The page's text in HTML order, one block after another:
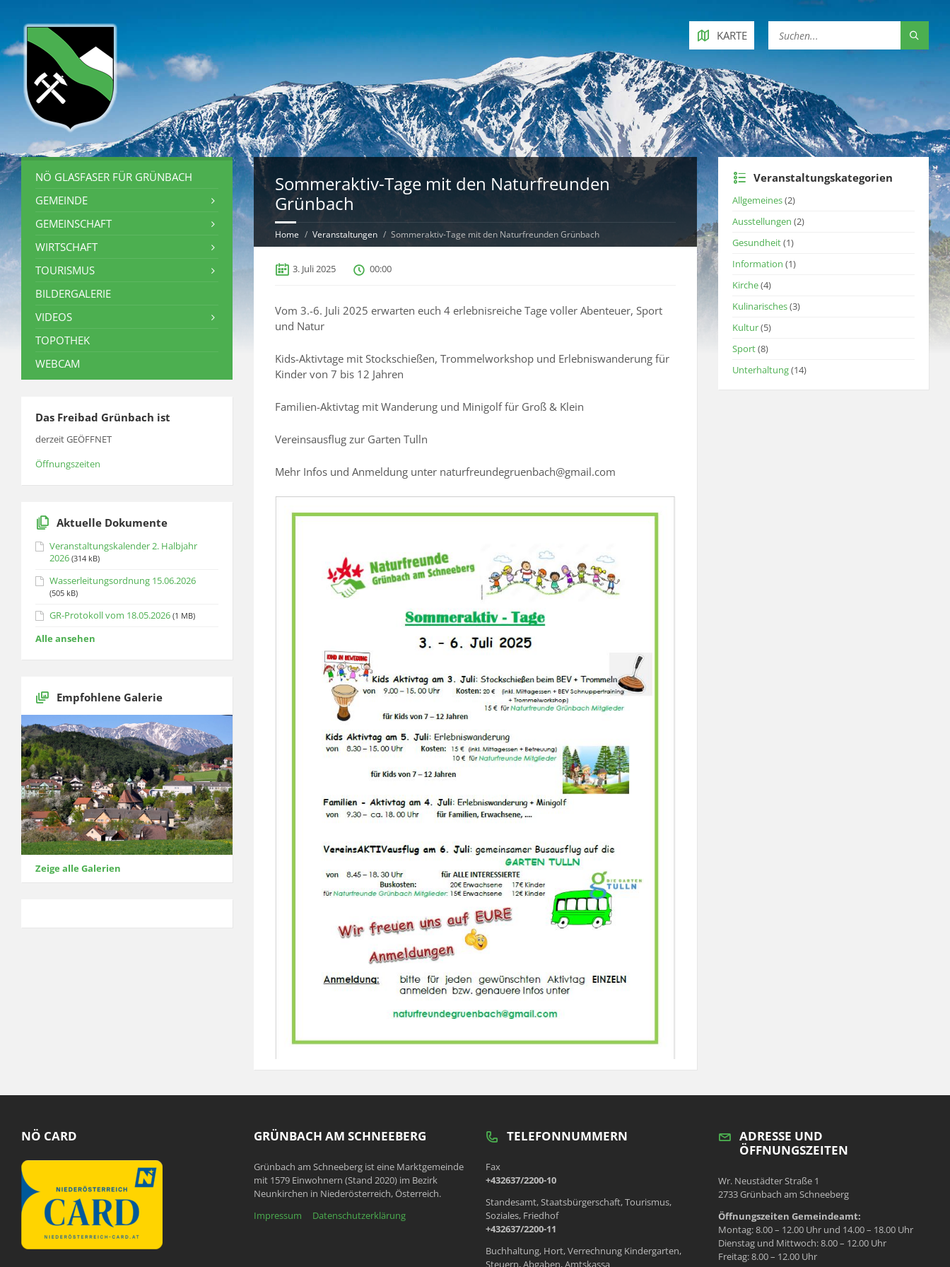
KARTE
Sommeraktiv-Tage mit den Naturfreunden
Grünbach
Home Veranstaltungen Sommeraktiv-Tage mit den Naturfreunden Grünbach
3. Juli 2025 00:00
Vom 3.-6. Juli 2025 erwarten euch 4 erlebnisreiche Tage voller Abenteuer, Sport
und Natur
Kids-Aktivtage mit Stockschießen, Trommelworkshop und Erlebniswanderung für
Kinder von 7 bis 12 Jahren
Familien-Aktivtag mit Wanderung und Minigolf für Groß & Klein
Vereinsausflug zur Garten Tulln
Mehr Infos und Anmeldung unter naturfreundegruenbach@gmail.com
NÖ GLASFASER FÜR GRÜNBACH
GEMEINDE
GEMEINSCHAFT
WIRTSCHAFT
TOURISMUS
BILDERGALERIE
VIDEOS
TOPOTHEK
WEBCAM
Das Freibad Grünbach ist
derzeit GEÖFFNET
Öffnungszeiten
Aktuelle Dokumente
Veranstaltungskalender 2. Halbjahr
2026 (314 kB)
Wasserleitungsordnung 15.06.2026
(505 kB)
GR-Protokoll vom 18.05.2026 (1 MB)
Alle ansehen
Empfohlene Galerie
Zeige alle Galerien
Veranstaltungskategorien
Allgemeines(2)
Ausstellungen (2)
Gesundheit(1)
Information (1)
Kirche(4)
Kulinarisches(3)
Kultur(5)
Sport(8)
Unterhaltung(14)
NÖ CARD GRÜNBACH AM SCHNEEBERG
Grünbach am Schneeberg ist eine Marktgemeinde
mit 1579 Einwohnern (Stand 2020) im Bezirk
Neunkirchen in Niederösterreich, Österreich.
Impressum
Datenschutzerklärung
TELEFONNUMMERN
Fax
+432637/2200-10
Standesamt, Staatsbürgerschaft, Tourismus,
Soziales, Friedhof
+432637/2200-11
Buchhaltung, Hort, Verrechnung Kindergarten,
ADRESSE UND
ÖFFNUNGSZEITEN
Wr. Neustädter Straße 1
2733 Grünbach am Schneeberg
Öffnungszeiten Gemeindeamt:
Montag: 8.00 – 12.00 Uhr und 14.00 – 18.00 Uhr
Dienstag und Mittwoch: 8.00 – 12.00 Uhr
Freitag: 8.00 – 12.00 Uhr